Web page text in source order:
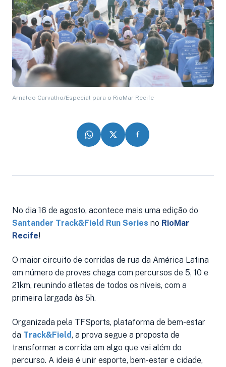
Arnaldo Carvalho/Especial para o RioMar Recife
No dia 16 de agosto, acontece mais uma edição do
Santander Track&Field Run Series no RioMar
Recife!
O maior circuito de corridas de rua da América Latina
em número de provas chega com percursos de 5, 10 e
21km, reunindo atletas de todos os níveis, com a
primeira largada às 5h.
Organizada pela TFSports, plataforma de bem-estar
da Track&Field, a prova segue a proposta de
transformar a corrida em algo que vai além do
percurso. A ideia é unir esporte, bem-estar e cidade,